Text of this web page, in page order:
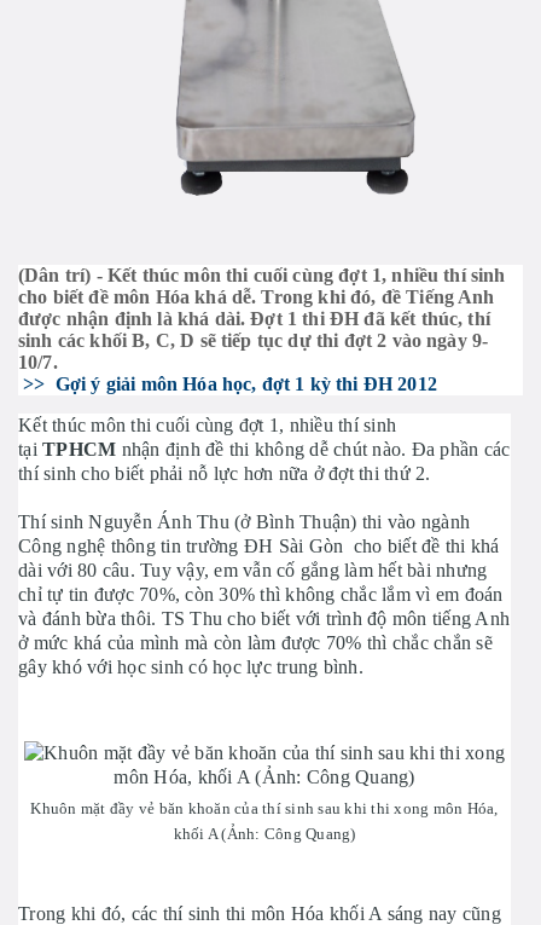
(Dân trí) - Kết thúc môn thi cuối cùng đợt 1, nhiều thí sinh
cho biết đề môn Hóa khá dễ. Trong khi đó, đề Tiếng Anh
được nhận định là khá dài. Đợt 1 thi ĐH đã kết thúc, thí
sinh các khối B, C, D sẽ tiếp tục dự thi đợt 2 vào ngày 9-
10/7.
>> Gợi ý giải môn Hóa học, đợt 1 kỳ thi ĐH 2012
Kết thúc môn thi cuối cùng đợt 1, nhiều thí sinh
tại TPHCM nhận định đề thi không dễ chút nào. Đa phần các
thí sinh cho biết phải nỗ lực hơn nữa ở đợt thi thứ 2.
Thí sinh Nguyễn Ánh Thu (ở Bình Thuận) thi vào ngành
Công nghệ thông tin trường ĐH Sài Gòn cho biết đề thi khá
dài với 80 câu. Tuy vậy, em vẫn cố gắng làm hết bài nhưng
chỉ tự tin được 70%, còn 30% thì không chắc lắm vì em đoán
và đánh bừa thôi. TS Thu cho biết với trình độ môn tiếng Anh
ở mức khá của mình mà còn làm được 70% thì chắc chắn sẽ
gây khó với học sinh có học lực trung bình.
Khuôn mặt đầy vẻ băn khoăn của thí sinh sau khi thi xong môn Hóa,
khối A (Ảnh: Công Quang)
Trong khi đó, các thí sinh thi môn Hóa khối A sáng nay cũng